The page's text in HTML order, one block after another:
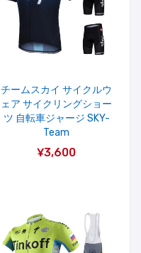
チームスカイ サイクルウ
ェア サイクリングショー
ツ 自転車ジャージ SKY-
Team
¥3,600